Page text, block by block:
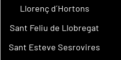
Llorenç d´Hortons
Sant Feliu de Llobregat
Sant Esteve Sesrovires